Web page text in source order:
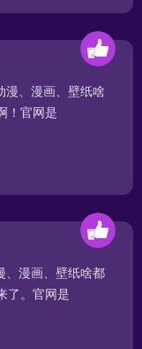
漫、漫画、壁纸啥
！官网是
、漫画、壁纸啥都
了。官网是